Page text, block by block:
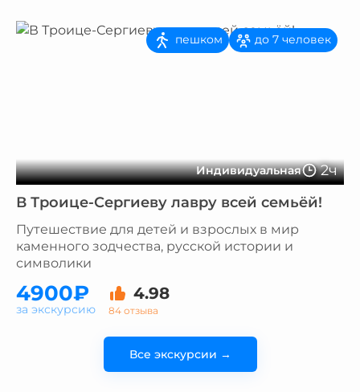
Индивидуальная 2ч
пешком до 7 человек
В Троице-Сергиеву лавру всей семьёй!
Путешествие для детей и взрослых в мир
каменного зодчества, русской истории и
символики
4900₽ 4.98
84 отзыва
за экскурсию
Все экскурсии →